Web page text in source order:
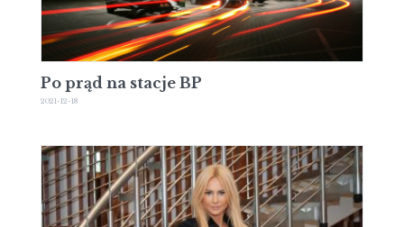
Po prąd na stacje BP
2021-12-18